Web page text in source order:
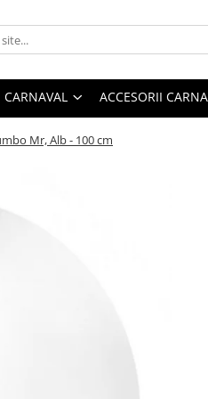
ACCESORII
Mr, Alb - 100 cm